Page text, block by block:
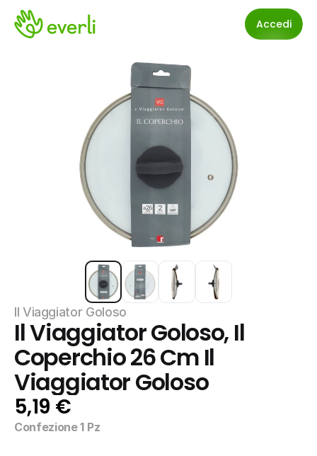
Accedi
Il Viaggiator Goloso
Il Viaggiator Goloso, Il
Coperchio 26 Cm Il
Viaggiator Goloso
5,19 €
Confezione 1 Pz